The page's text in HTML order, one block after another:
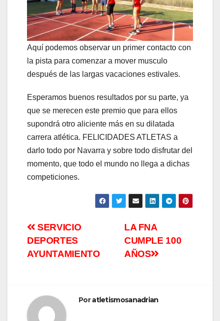
Aquí podemos observar un primer contacto con
la pista para comenzar a mover musculo
después de las largas vacaciones estivales.
Esperamos buenos resultados por su parte, ya
que se merecen este premio que para ellos
supondrá otro aliciente más en su dilatada
carrera atlética. FELICIDADES ATLETAS a
darlo todo por Navarra y sobre todo disfrutar del
momento, que todo el mundo no llega a dichas
competiciones.
LA FNA
CUMPLE 100
AÑOS
SERVICIO
DEPORTES
AYUNTAMIENTO
Poratletismosanadrian